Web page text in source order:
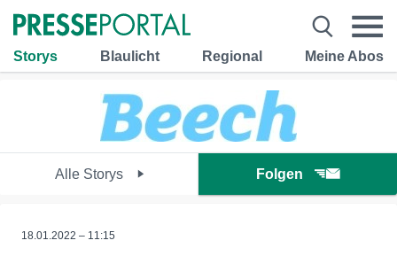
Storys Blaulicht Regional Meine Abos
Alle Storys Folgen
18.01.2022 – 11:15